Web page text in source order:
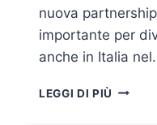
nuova
importante per
anche in Italia
LEGGI DI PIÙ ARRIVA